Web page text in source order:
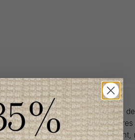
pour de vêtements pour bébés
Nous dénichons les perles
Si un vêtement vous convient,